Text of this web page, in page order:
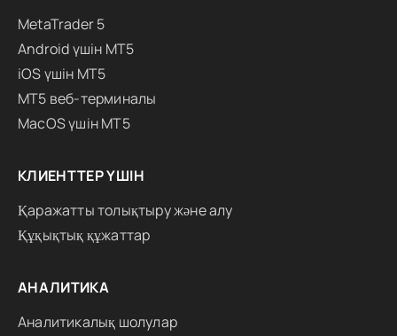
MetaTrader 5
Android үшін MT5
iOS үшін MT5
MT5 веб-терминалы
MacOS үшін MT5
КЛИЕНТТЕР ҮШІН
Қаражатты толықтыру және алу
Құқықтық құжаттар
АНАЛИТИКА
Аналитикалық шолулар